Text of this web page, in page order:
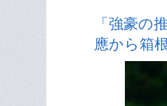
「強豪の
應から箱